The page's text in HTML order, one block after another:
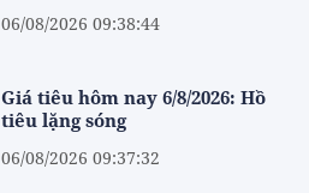
06/08/2026 09:38:44
Giá tiêu hôm nay 6/8/2026: Hồ
tiêu lặng sóng
06/08/2026 09:37:32